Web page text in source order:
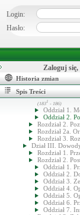
Login:
Hasło:
Zaloguj się,
Historia zmian
Spis Treści
Dział II. Pomoc
Tytuł VI.
Dział I.
(125 - 183)
Rozdział 3.
Rozdział 4.
Rozdział 5.
Rozdział 6.
Dział II.
(183 - 226
Rozdział 1.
(1831 - 186)
Oddział 1.
Oddział 2.
Rozdział 2.
Rozdział 2a.
Rozdział 3.
Dział III.
Rozdział 1.
Rozdział 2.
Oddział 1.
Oddział 2.
Oddział 3.
Oddział 4.
Oddział 5.
Oddział 6.
Oddział 7.